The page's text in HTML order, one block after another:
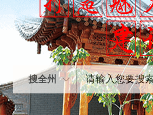
搜全州
王国斌主持召开州委
中共临夏州委召开半
题协商座谈会 王国斌